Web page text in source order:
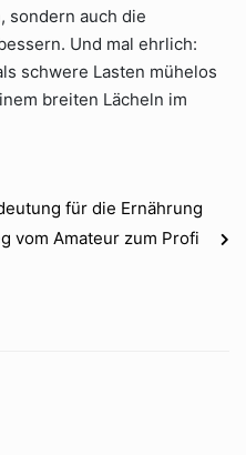
sondern auch die
Und mal ehrlich:
schwere Lasten mühelos
breiten Lächeln im
für die Ernährung
vom Amateur zum Profi